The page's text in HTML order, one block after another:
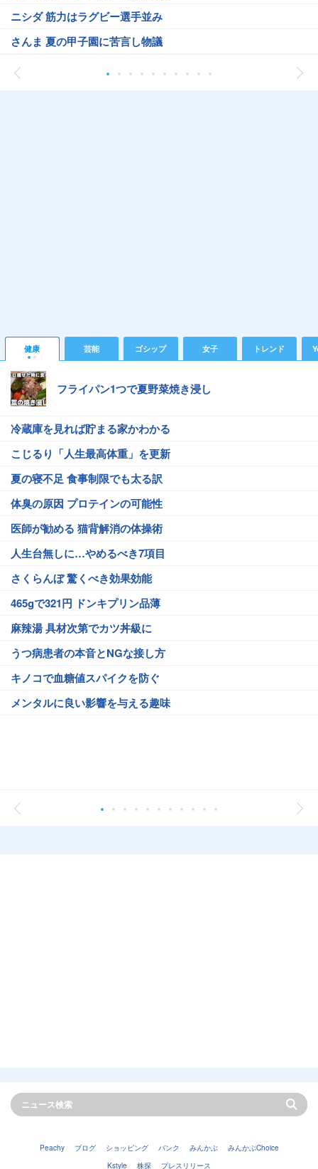
ニシダ 筋力はラグビー選手並み
さんま 夏の甲子園に苦言し物議
健康 芸能 ゴシップ 女子 トレンド
フライパン1つで夏野菜焼き浸し
冷蔵庫を見れば貯まる家かわかる
こじるり「人生最高体重」を更新
夏の寝不足 食事制限でも太る訳
体臭の原因 プロテインの可能性
医師が勧める 猫背解消の体操術
人生台無しに…やめるべき7項目
さくらんぼ 驚くべき効果効能
465gで321円 ドンキプリン品薄
麻辣湯 具材次第でカツ丼級に
うつ病患者の本音とNGな接し方
キノコで血糖値スパイクを防ぐ
メンタルに良い影響を与える趣味
Peachy ブログ ショッピング バンク みんかぶ
みんかぶChoice
Kstyle
株探 プレスリリース